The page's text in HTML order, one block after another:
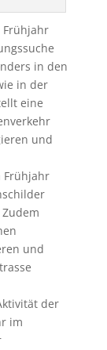
Frühjahr
in den
in der
eine
und
Frühjahr
und
der
im